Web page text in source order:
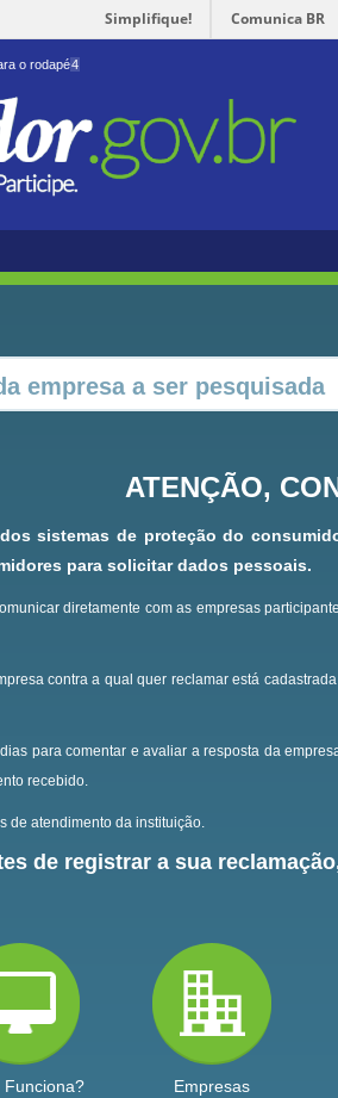
Simplifique! Comunica BR
o rodapé4
ATENÇÃO,
sistemas de proteção do
para solicitar dados pessoais.
diretamente com as empresas
contra a qual quer reclamar está
para comentar e avaliar a resposta da
recebido.
de atendimento da instituição.
de registrar a sua
Funciona?
Empresas